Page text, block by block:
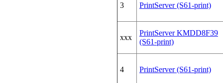
3 PrintServer (S61-print)
xxx
PrintServer KMDD8F39
(S61-print)
4 PrintServer (S61-print)